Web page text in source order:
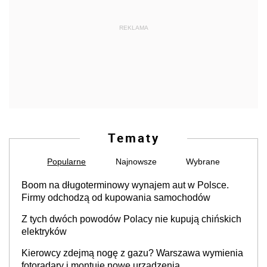
REKLAMA
Tematy
Popularne Najnowsze Wybrane
Boom na długoterminowy wynajem aut w Polsce.
Firmy odchodzą od kupowania samochodów
Z tych dwóch powodów Polacy nie kupują chińskich
elektryków
Kierowcy zdejmą nogę z gazu? Warszawa wymienia